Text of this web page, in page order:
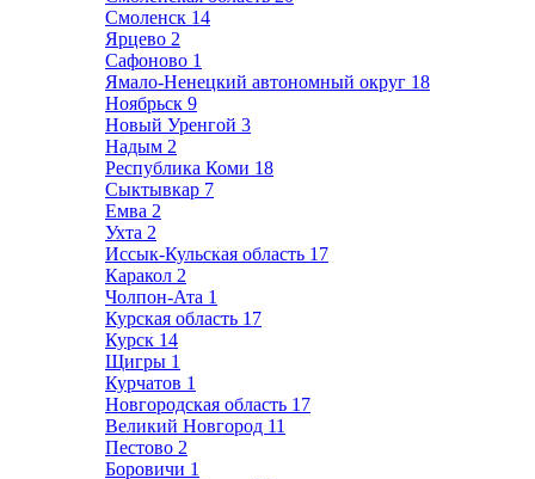
Смоленск 14
Ярцево 2
Сафоново 1
Ямало-Ненецкий автономный округ 18
Ноябрьск 9
Новый Уренгой 3
Надым 2
Республика Коми 18
Сыктывкар 7
Емва 2
Ухта 2
Иссык-Кульская область 17
Каракол 2
Чолпон-Ата 1
Курская область 17
Курск 14
Щигры 1
Курчатов 1
Новгородская область 17
Великий Новгород 11
Пестово 2
Боровичи 1